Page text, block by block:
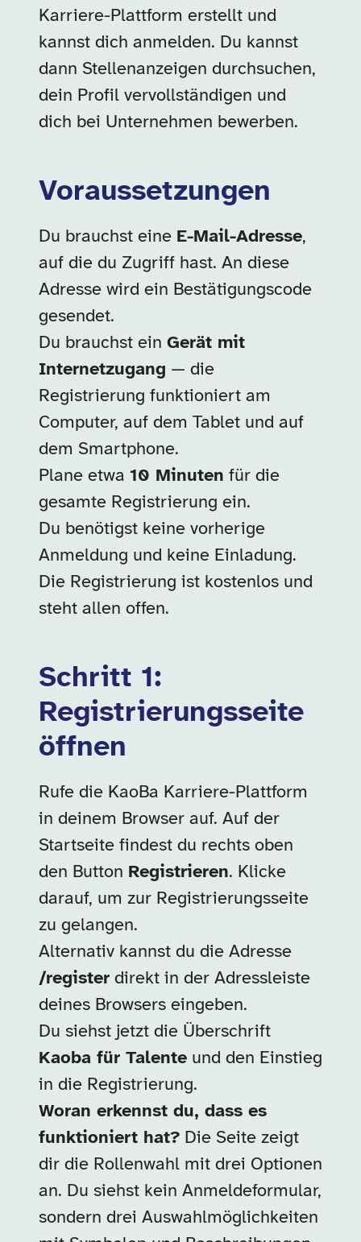
Karriere-Plattform erstellt und
kannst dich anmelden. Du kannst
dann Stellenanzeigen durchsuchen,
dein Profil vervollständigen und
dich bei Unternehmen bewerben.
Voraussetzungen
Du brauchst eine E-Mail-Adresse,
auf die du Zugriff hast. An diese
Adresse wird ein Bestätigungscode
gesendet.
Du brauchst ein Gerät mit
Internetzugang — die
Registrierung funktioniert am
Computer, auf dem Tablet und auf
dem Smartphone.
Plane etwa 10 Minuten für die
gesamte Registrierung ein.
Du benötigst keine vorherige
Anmeldung und keine Einladung.
Die Registrierung ist kostenlos und
steht allen offen.
Schritt 1:
Registrierungsseite
öffnen
Rufe die KaoBa Karriere-Plattform
in deinem Browser auf. Auf der
Startseite findest du rechts oben
den Button Registrieren. Klicke
darauf, um zur Registrierungsseite
zu gelangen.
Alternativ kannst du die Adresse
/register direkt in der Adressleiste
deines Browsers eingeben.
Du siehst jetzt die Überschrift
Kaoba für Talente und den Einstieg
in die Registrierung.
Woran erkennst du, dass es
funktioniert hat? Die Seite zeigt
dir die Rollenwahl mit drei Optionen
an. Du siehst kein Anmeldeformular,
sondern drei Auswahlmöglichkeiten